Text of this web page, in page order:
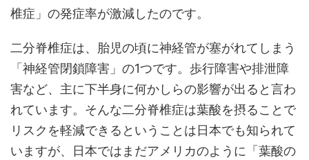
椎症」の発症率が激減したのです。
二分脊椎症は、胎児の頃に神経管が塞がれてしまう
「神経管閉鎖障害」の1つです。歩行障害や排泄障
害など、主に下半身に何かしらの影響が出ると言わ
れています。そんな二分脊椎症は葉酸を摂ることで
リスクを軽減できるということは日本でも知られて
いますが、日本ではまだアメリカのように「葉酸の